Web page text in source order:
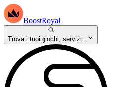
BoostRoyal
Trova i tuoi giochi, servizi...